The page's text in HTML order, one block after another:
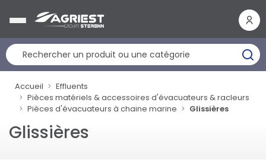
Accueil
Effluents
Pièces matériels & accessoires d'évacuateurs & racleurs
Pièces d'évacuateurs à chaine marine
Glissières
Glissières